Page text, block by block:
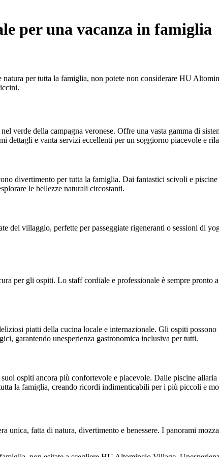
per una vacanza in famiglia
natura per tutta la famiglia, non potete non considerare HU
verde della campagna veronese. Offre una vasta gamma di
e vanta servizi eccellenti per un soggiorno piacevole e
divertimento per tutta la famiglia. Dai fantastici scivoli e
le bellezze naturali circostanti.
del villaggio, perfette per passeggiate rigeneranti o sessioni di
per gli ospiti. Lo staff cordiale e professionale è sempre pronto
piatti della cucina locale e internazionale. Gli ospiti
garantendo unesperienza gastronomica inclusiva per tutti.
ospiti ancora più confortevole e piacevole. Dalle piscine
la famiglia, creando ricordi indimenticabili per i più piccoli e
fatta di natura, divertimento e benessere. I panorami